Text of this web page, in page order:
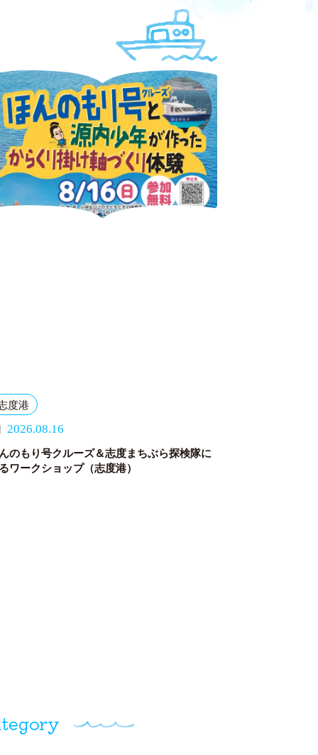
のもり号クルーズ＆志度まちぶら探検隊に
ワークショップ（志度港）
度港
2026.08.16